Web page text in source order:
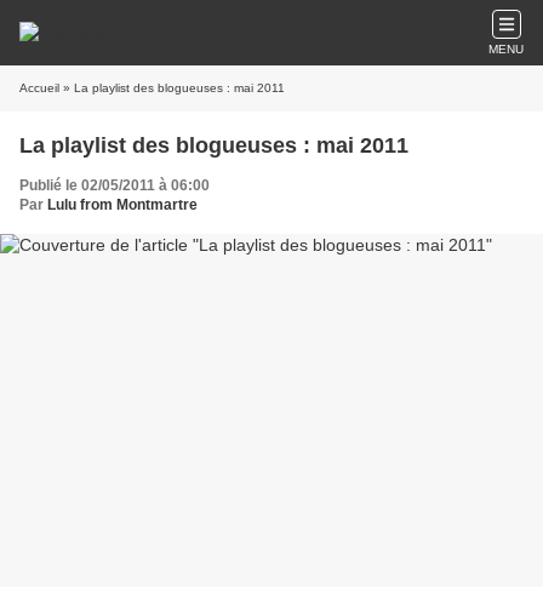
MENU
Accueil » La playlist des blogueuses : mai 2011
La playlist des blogueuses : mai 2011
Publié le 02/05/2011 à 06:00
Par Lulu from Montmartre